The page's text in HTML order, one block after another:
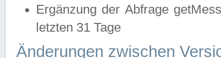
Ergänzung der Abfrage
letzten 31 Tage
Änderungen zwischen